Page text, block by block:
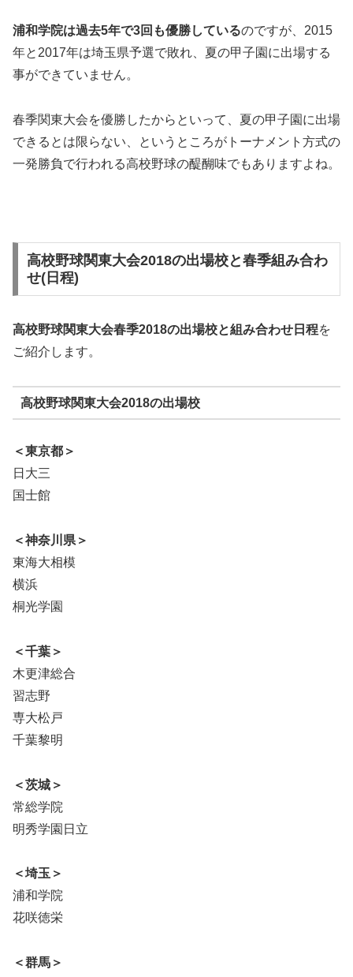
浦和学院は過去5年で3回も優勝しているのですが、2015
年と2017年は埼玉県予選で敗れ、夏の甲子園に出場する
事ができていません。
春季関東大会を優勝したからといって、夏の甲子園に出場
できるとは限らない、というところがトーナメント方式の
一発勝負で行われる高校野球の醍醐味でもありますよね。
高校野球関東大会2018の出場校と春季組み合わ
せ(日程)
高校野球関東大会春季2018の出場校と組み合わせ日程を
ご紹介します。
高校野球関東大会2018の出場校
＜東京都＞
日大三
国士館
＜神奈川県＞
東海大相模
横浜
桐光学園
＜千葉＞
木更津総合
習志野
専大松戸
千葉黎明
＜茨城＞
常総学院
明秀学園日立
＜埼玉＞
浦和学院
花咲徳栄
＜群馬＞